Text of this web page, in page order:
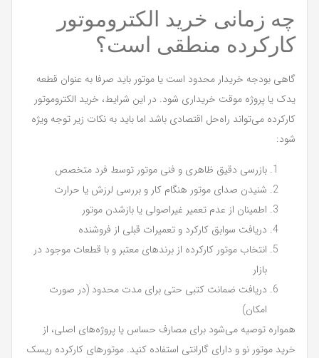
چه زمانی خرید الکتروموتور
کارکرده منطقی است؟
گاهی بودجه خریدار محدود است یا موتور باید صرفا به عنوان قطعه
یدک یا پروژه موقت خریداری شود. در این شرایط، خرید الکتروموتور
کارکرده می‌تواند راه‌حل اقتصادی باشد اما باید به نکات زیر توجه ویژه
شود:
بازرسی دقیق ظاهری و فنی موتور توسط فرد متخصص
شنیدن صدای موتور هنگام کار و بررسی لرزش یا حرارت
اطمینان از عدم تعمیر غیراصولی یا بازشدن موتور
دریافت سوابق کارکرد و تعمیرات قبلی از فروشنده
انتخاب موتور کارکرده از برندهای معتبر و با قطعات موجود در
بازار
دریافت ضمانت کتبی حتی برای مدت محدود (در صورت
امکان)
همواره توصیه می‌شود برای مصارف حساس یا پروژه‌های اصلی، از
خرید موتور نو و دارای گارانتی استفاده کنید. موتورهای کارکرده ریسک